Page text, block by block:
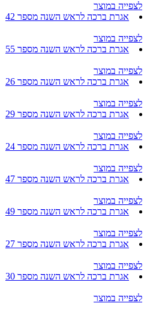
לצפייה במוצר
אגרת ברכה לראש השנה מספר 42
לצפייה במוצר
אגרת ברכה לראש השנה מספר 55
לצפייה במוצר
אגרת ברכה לראש השנה מספר 26
לצפייה במוצר
אגרת ברכה לראש השנה מספר 29
לצפייה במוצר
אגרת ברכה לראש השנה מספר 24
לצפייה במוצר
אגרת ברכה לראש השנה מספר 47
לצפייה במוצר
אגרת ברכה לראש השנה מספר 49
לצפייה במוצר
אגרת ברכה לראש השנה מספר 27
לצפייה במוצר
אגרת ברכה לראש השנה מספר 30
לצפייה במוצר